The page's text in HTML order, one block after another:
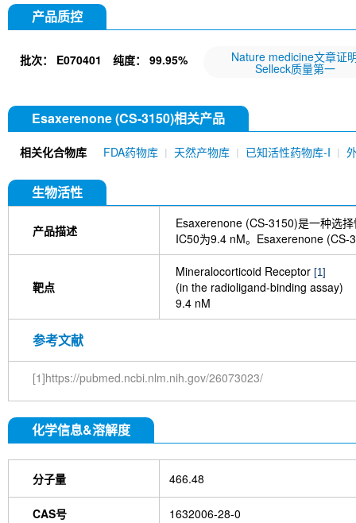
产品质控
批次： E070401 纯度： 99.95% Nature medicine文章证
Selleck质量第一
Esaxerenone (CS-3150)相关产品
相关化合物库 FDA药物库 天然产物库 已知活性药物库-I
生物活性
产品描述
Esaxerenone (CS-3150)是一种选
IC50为9.4 nM。Esaxerenone (CS-
靶点
Mineralocorticoid Receptor [1]
(in the radioligand-binding assay)
9.4 nM
参考文献
[1]https://pubmed.ncbi.nlm.nih.gov/26073023/
化学信息&溶解度
分子量 466.48
CAS号 1632006-28-0